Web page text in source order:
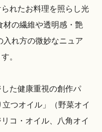
れたお料理を照らし光
材の繊維や透明感・艶
入れ方の微妙なニュア
。
た健康重視の創作パ
つオイル」（野菜オイ
コ・オイル、八角オイ